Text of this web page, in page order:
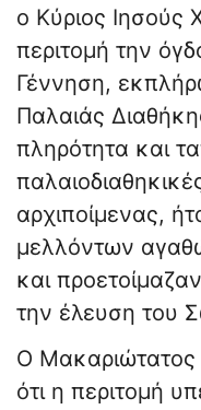
ο Κύριος Ιησούς
περιτομή την
Γέννηση,
Παλαιάς
πληρότητα και
αρχιποίμενας,
μελλόντων
και
την έλευση του
Ο Μακαριώτατος
ότι η περιτομή